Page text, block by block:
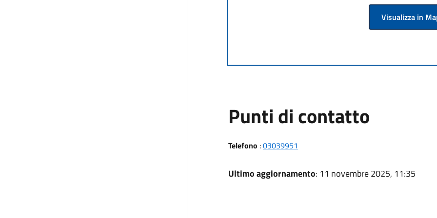
Visualizza in
Punti di contatto
Telefono :03039951
Ultimo aggiornamento: 11 novembre 2025, 11:35